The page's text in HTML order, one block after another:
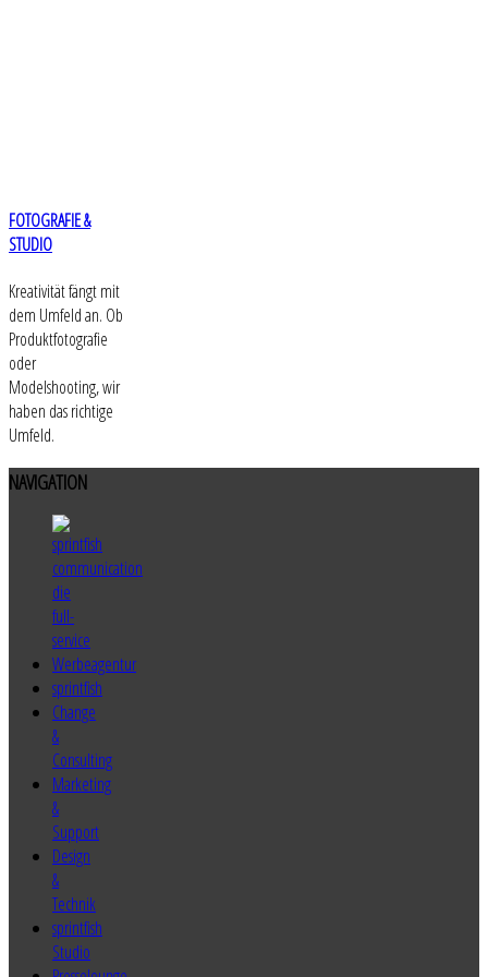
FOTOGRAFIE &
STUDIO
Kreativität fängt mit
dem Umfeld an. Ob
Produktfotografie
oder
Modelshooting, wir
haben das richtige
Umfeld.
NAVIGATION
sprintfish
Change
&
Consulting
Marketing
&
Support
Design
&
Technik
sprintfish
Studio